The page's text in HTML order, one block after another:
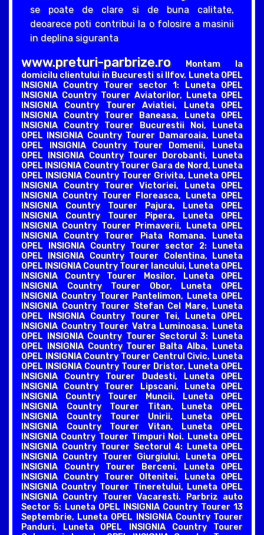
se poate de clare si de buna calitate,
deoarece poti contribui la o folosire a masinii
in deplina siguranta
www.preturi-parbrize.roMontam la
domicilu clientului in Bucuresti si Ilfov. Luneta OPEL
INSIGNIA Country Tourer sector 1: Luneta OPEL
INSIGNIA Country Tourer Aviatorilor, Luneta OPEL
INSIGNIA Country Tourer Aviatiei, Luneta OPEL
INSIGNIA Country Tourer Baneasa, Luneta OPEL
INSIGNIA Country Tourer Bucurestii Noi, Luneta
OPEL INSIGNIA Country Tourer Damaroaia, Luneta
OPEL INSIGNIA Country Tourer Domenii, Luneta
OPEL INSIGNIA Country Tourer Dorobanti, Luneta
OPEL INSIGNIA Country Tourer Gara de Nord, Luneta
OPEL INSIGNIA Country Tourer Grivita, Luneta OPEL
INSIGNIA Country Tourer Victoriei, Luneta OPEL
INSIGNIA Country Tourer Floreasca, Luneta OPEL
INSIGNIA Country Tourer Pajura, Luneta OPEL
INSIGNIA Country Tourer Pipera, Luneta OPEL
INSIGNIA Country Tourer Primaverii, Luneta OPEL
INSIGNIA Country Tourer Piata Romana. Luneta
OPEL INSIGNIA Country Tourer sector 2: Luneta
OPEL INSIGNIA Country Tourer Colentina, Luneta
OPEL INSIGNIA Country Tourer Iancului, Luneta OPEL
INSIGNIA Country Tourer Mosilor, Luneta OPEL
INSIGNIA Country Tourer Obor, Luneta OPEL
INSIGNIA Country Tourer Pantelimon, Luneta OPEL
INSIGNIA Country Tourer Stefan Cel Mare, Luneta
OPEL INSIGNIA Country Tourer Tei, Luneta OPEL
INSIGNIA Country Tourer Vatra Luminoasa. Luneta
OPEL INSIGNIA Country Tourer Sectorul 3: Luneta
OPEL INSIGNIA Country Tourer Balta Alba, Luneta
OPEL INSIGNIA Country Tourer Centrul Civic, Luneta
OPEL INSIGNIA Country Tourer Dristor, Luneta OPEL
INSIGNIA Country Tourer Dudesti, Luneta OPEL
INSIGNIA Country Tourer Lipscani, Luneta OPEL
INSIGNIA Country Tourer Muncii, Luneta OPEL
INSIGNIA Country Tourer Titan, Luneta OPEL
INSIGNIA Country Tourer Unirii, Luneta OPEL
INSIGNIA Country Tourer Vitan, Luneta OPEL
INSIGNIA Country Tourer Timpuri Noi. Luneta OPEL
INSIGNIA Country Tourer Sectorul 4: Luneta OPEL
INSIGNIA Country Tourer Giurgiului, Luneta OPEL
INSIGNIA Country Tourer Berceni, Luneta OPEL
INSIGNIA Country Tourer Oltenitei, Luneta OPEL
INSIGNIA Country Tourer Tineretului, Luneta OPEL
INSIGNIA Country Tourer Vacaresti. Parbriz auto
Sector 5: Luneta OPEL INSIGNIA Country Tourer 13
Septembrie, Luneta OPEL INSIGNIA Country Tourer
Panduri, Luneta OPEL INSIGNIA Country Tourer